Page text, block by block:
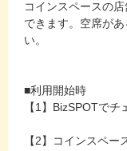
コインスペースの
できます。空席が
い。
■利用開始時
【1】BizSPOTでチ
【2】コインスペ